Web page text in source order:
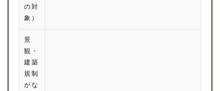
の対
象）
景
観・
建築
規制
がな